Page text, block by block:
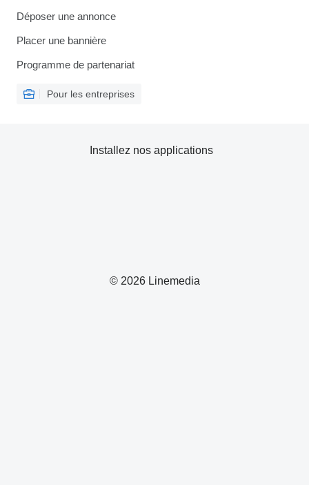
Déposer une annonce
Placer une bannière
Programme de partenariat
Pour les entreprises
© 2026 Linemedia
Installez nos applications